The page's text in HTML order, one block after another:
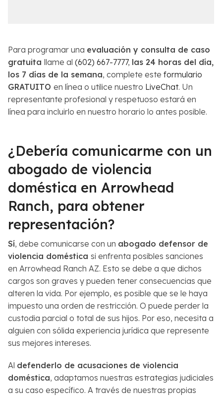
a
n
a
*
a
o
*
Para programar una evaluación y consulta de caso
gratuita llame al (602) 667-7777, las 24 horas del día,
los 7 días de la semana, complete este formulario
GRATUITO en línea o utilice nuestro LiveChat. Un
representante profesional y respetuoso estará en
línea para incluirlo en nuestro horario lo antes posible.
¿Debería comunicarme con un
abogado de violencia
doméstica en Arrowhead
Ranch, para obtener
representación?
Sí, debe comunicarse con un abogado defensor de
violencia doméstica si enfrenta posibles sanciones
en Arrowhead Ranch AZ. Esto se debe a que dichos
cargos son graves y pueden tener consecuencias que
alteren la vida. Por ejemplo, es posible que se le haya
impuesto una orden de restricción. O puede perder la
custodia parcial o total de sus hijos. Por eso, necesita a
alguien con sólida experiencia jurídica que represente
sus mejores intereses.
Al defenderlo de acusaciones de violencia
doméstica, adaptamos nuestras estrategias judiciales
a su caso específico. A través de nuestras propias